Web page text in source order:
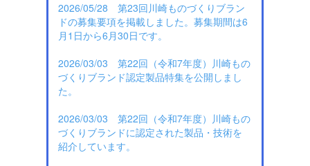
2026/05/28 第23回川崎ものづくりブラン
ドの募集要項を掲載しました。募集期間は6
月1日から6月30日です。
2026/03/03 第22回（令和7年度）川崎もの
づくりブランド認定製品特集を公開しまし
た。
2026/03/03 第22回（令和7年度）川崎もの
づくりブランドに認定された製品・技術を
紹介しています。